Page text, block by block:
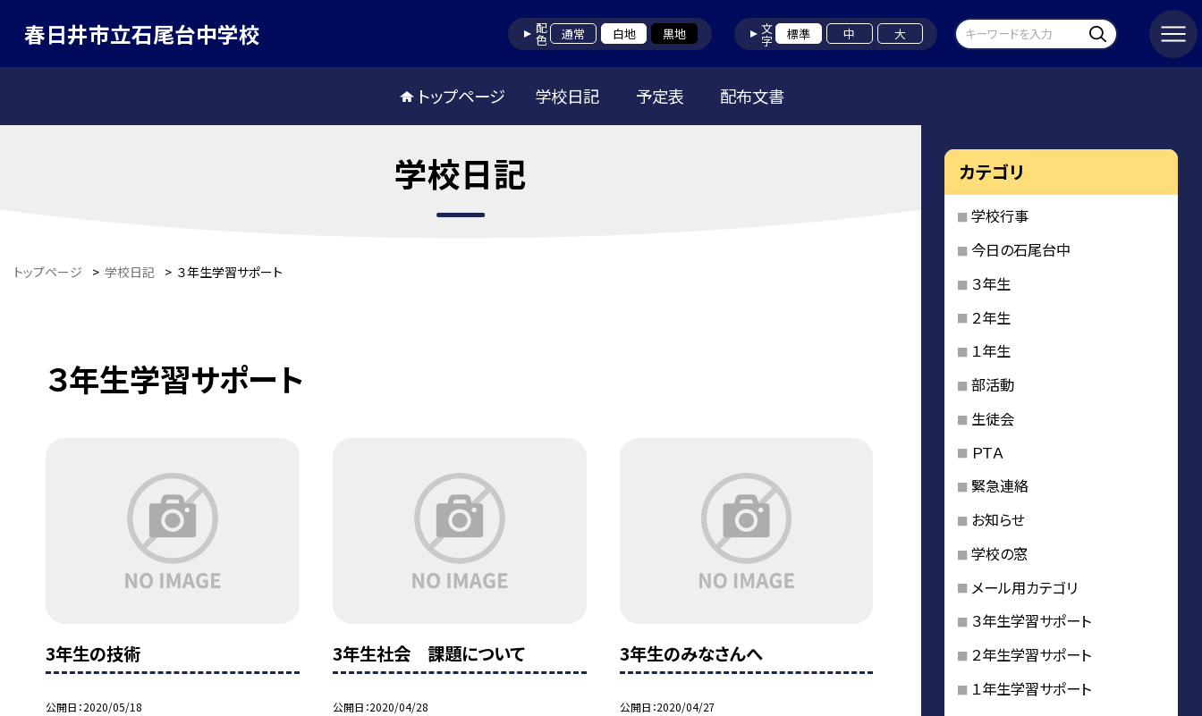
春日井市立石尾台中学校 配色 通常 白地 黒地 文字 標準 中 大
トップページ 学校日記 予定表 配布文書
学校日記
トップページ > 学校日記 > ３年生学習サポート
３年生学習サポート
3年生の技術
公開日 2020/05/18
3年生社会 課題について
公開日 2020/04/28
3年生のみなさんへ
公開日 2020/04/27
カテゴリ
学校行事
今日の石尾台中
３年生
２年生
１年生
部活動
生徒会
ＰＴＡ
緊急連絡
お知らせ
学校の窓
メール用カテゴリ
３年生学習サポート
２年生学習サポート
１年生学習サポート